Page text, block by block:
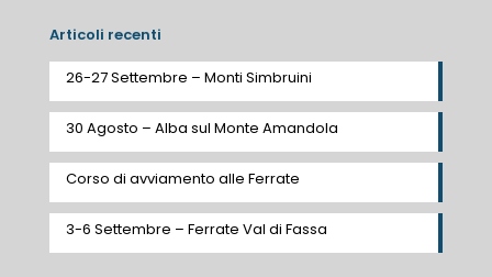
Articoli recenti
26-27 Settembre – Monti Simbruini
30 Agosto – Alba sul Monte Amandola
Corso di avviamento alle Ferrate
3-6 Settembre – Ferrate Val di Fassa